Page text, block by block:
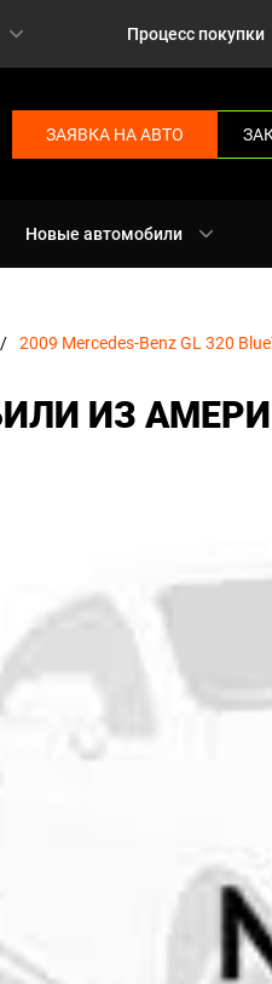
Процесс покупки
ЗАЯВКА НА АВТО
Новые автомобили
2009 Mercedes-Benz GL 320
ИЗ АМЕРИКИ